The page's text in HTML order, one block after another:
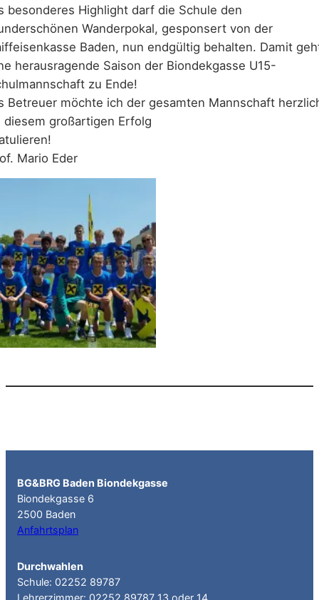
besonderes Highlight darf die Schule den
Wanderpokal, gesponsert von der
Baden, nun endgültig behalten. Damit
herausragende Saison der Biondekgasse U15-
zu Ende!
Betreuer möchte ich der gesamten Mannschaft
diesem großartigen Erfolg
Mario Eder
BG&BRG Baden Biondekgasse
Biondekgasse 6
2500 Baden
Anfahrtsplan
Durchwahlen
Schule: 02252 89787
Lehrerzimmer: 02252 89787 13 oder 14